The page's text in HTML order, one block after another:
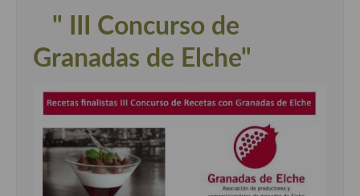
" III Concurso de
Granadas de Elche"